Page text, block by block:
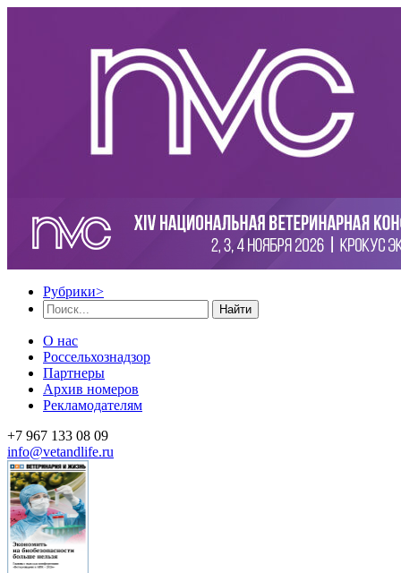
Рубрики>
Найти
О нас
Россельхознадзор
Партнеры
Архив номеров
Рекламодателям
+7 967 133 08 09
info@vetandlife.ru